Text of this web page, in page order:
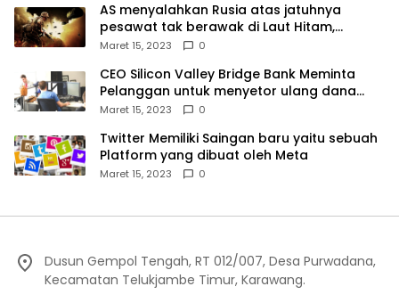
AS menyalahkan Rusia atas jatuhnya
pesawat tak berawak di Laut Hitam,
Moskow menyangkal
Maret 15, 2023 0
CEO Silicon Valley Bridge Bank Meminta
Pelanggan untuk menyetor ulang dana
Mereka
Maret 15, 2023 0
Twitter Memiliki Saingan baru yaitu sebuah
Platform yang dibuat oleh Meta
Maret 15, 2023 0
Dusun Gempol Tengah, RT 012/007, Desa Purwadana,
Kecamatan Telukjambe Timur, Karawang.